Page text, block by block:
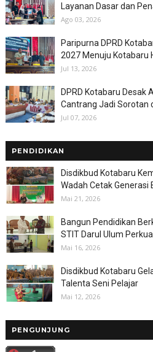
Layanan Dasar dan
Ago 03, 2026
Paripurna DPRD
2027 Menuju Kotabaru
Jul 13, 2026
DPRD Kotabaru Desak
Cantrang Jadi Sorotan
Jul 07, 2026
PENDIDIKAN
Disdikbud Kotabaru
Wadah Cetak Generasi
Mai 21, 2026
Bangun Pendidikan
STIT Darul Ulum
Mai 16, 2026
Disdikbud Kotabaru
Talenta Seni Pelajar
Mai 12, 2026
PENGUNJUNG